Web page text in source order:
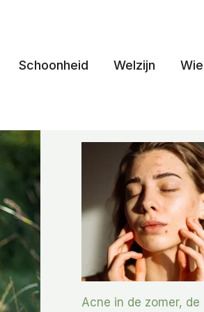
Schoonheid Welzijn
Acne in de zomer, de